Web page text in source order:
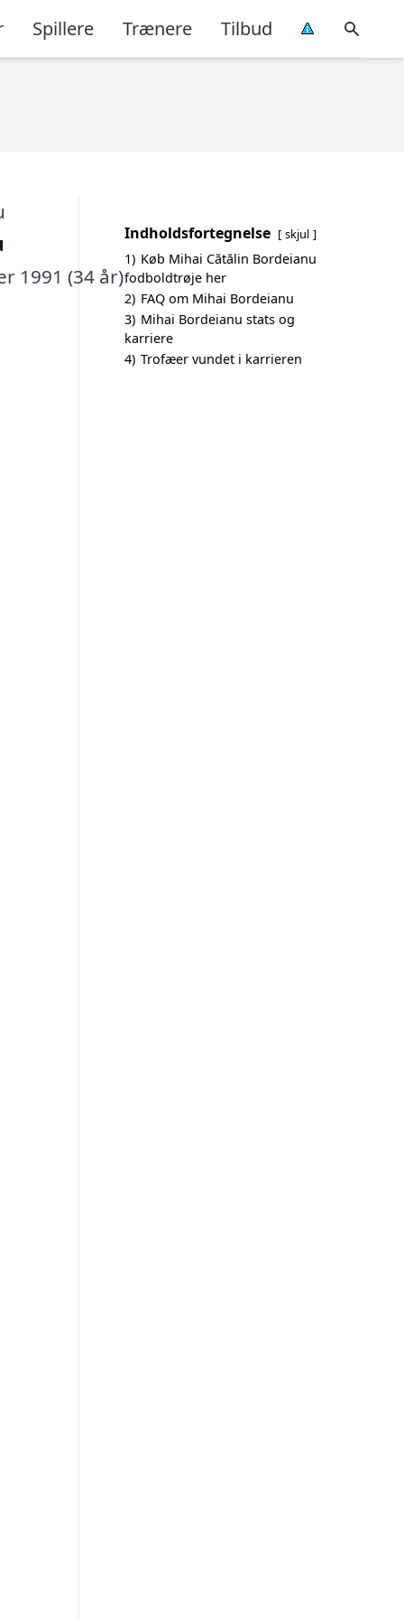
Spillere Trænere Tilbud
1991 (34 år)
Indholdsfortegnelse skjul
1) Køb Mihai Cătălin Bordeianu
fodboldtrøje her
2) FAQ om Mihai Bordeianu
3) Mihai Bordeianu stats og
karriere
4) Trofæer vundet i karrieren